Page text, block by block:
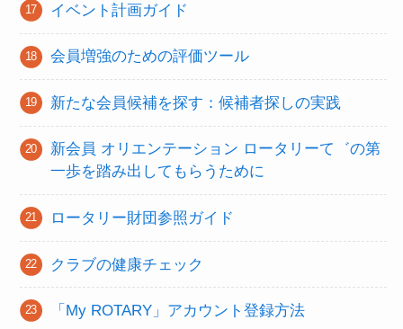
イベント計画ガイド
会員増強のための評価ツール
新たな会員候補を探す：候補者探しの実践
新会員 オリエンテーション ロータリーて゛の第
一歩を踏み出してもらうために
ロータリー財団参照ガイド
クラブの健康チェック
「My ROTARY」アカウント登録方法